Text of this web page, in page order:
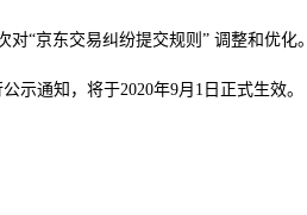
“京东交易纠纷提交规则” 调整和优化。
通知，将于2020年9月1日正式生效。